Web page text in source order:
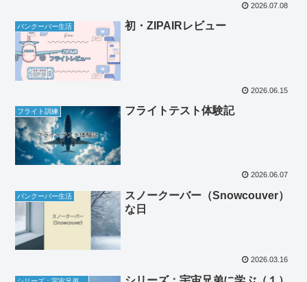
2026.07.08
バンクーバー生活 初・ZIPAIRレビュー
2026.06.15
フライト訓練 フライトテスト体験記
2026.06.07
バンクーバー生活
スノークーバー（Snowcouver）
な日
2026.03.16